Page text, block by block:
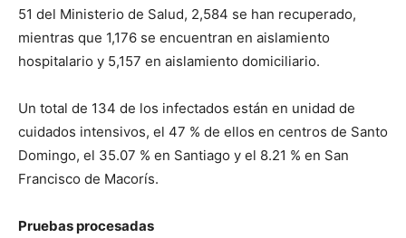
51 del Ministerio de Salud, 2,584 se han recuperado,
mientras que 1,176 se encuentran en aislamiento
hospitalario y 5,157 en aislamiento domiciliario.
Un total de 134 de los infectados están en unidad de
cuidados intensivos, el 47 % de ellos en centros de Santo
Domingo, el 35.07 % en Santiago y el 8.21 % en San
Francisco de Macorís.
Pruebas procesadas